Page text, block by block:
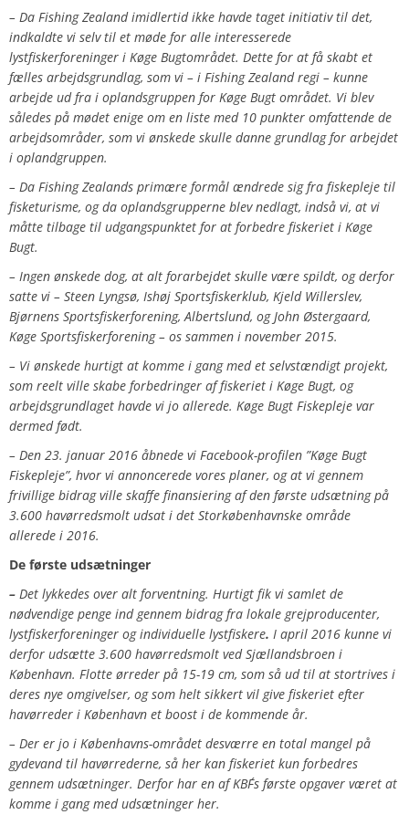
– Da Fishing Zealand imidlertid ikke havde taget initiativ til det,
indkaldte vi selv til et møde for alle interesserede
lystfiskerforeninger i Køge Bugtområdet. Dette for at få skabt et
fælles arbejdsgrundlag, som vi – i Fishing Zealand regi – kunne
arbejde ud fra i oplandsgruppen for Køge Bugt området. Vi blev
således på mødet enige om en liste med 10 punkter omfattende de
arbejdsområder, som vi ønskede skulle danne grundlag for arbejdet
i oplandgruppen.
– Da Fishing Zealands primære formål ændrede sig fra fiskepleje til
fisketurisme, og da oplandsgrupperne blev nedlagt, indså vi, at vi
måtte tilbage til udgangspunktet for at forbedre fiskeriet i Køge
Bugt.
– Ingen ønskede dog, at alt forarbejdet skulle være spildt, og derfor
satte vi – Steen Lyngsø, Ishøj Sportsfiskerklub, Kjeld Willerslev,
Bjørnens Sportsfiskerforening, Albertslund, og John Østergaard,
Køge Sportsfiskerforening – os sammen i november 2015.
– Vi ønskede hurtigt at komme i gang med et selvstændigt projekt,
som reelt ville skabe forbedringer af fiskeriet i Køge Bugt, og
arbejdsgrundlaget havde vi jo allerede. Køge Bugt Fiskepleje var
dermed født.
– Den 23. januar 2016 åbnede vi Facebook-profilen ”Køge Bugt
Fiskepleje”, hvor vi annoncerede vores planer, og at vi gennem
frivillige bidrag ville skaffe finansiering af den første udsætning på
3.600 havørredsmolt udsat i det Storkøbenhavnske område
allerede i 2016.
De første udsætninger
– Det lykkedes over alt forventning. Hurtigt fik vi samlet de
nødvendige penge ind gennem bidrag fra lokale grejproducenter,
lystfiskerforeninger og individuelle lystfiskere. I april 2016 kunne vi
derfor udsætte 3.600 havørredsmolt ved Sjællandsbroen i
København. Flotte ørreder på 15-19 cm, som så ud til at stortrives i
deres nye omgivelser, og som helt sikkert vil give fiskeriet efter
havørreder i København et boost i de kommende år.
– Der er jo i Københavns-området desværre en total mangel på
gydevand til havørrederne, så her kan fiskeriet kun forbedres
gennem udsætninger. Derfor har en af KBF´s første opgaver været at
komme i gang med udsætninger her.